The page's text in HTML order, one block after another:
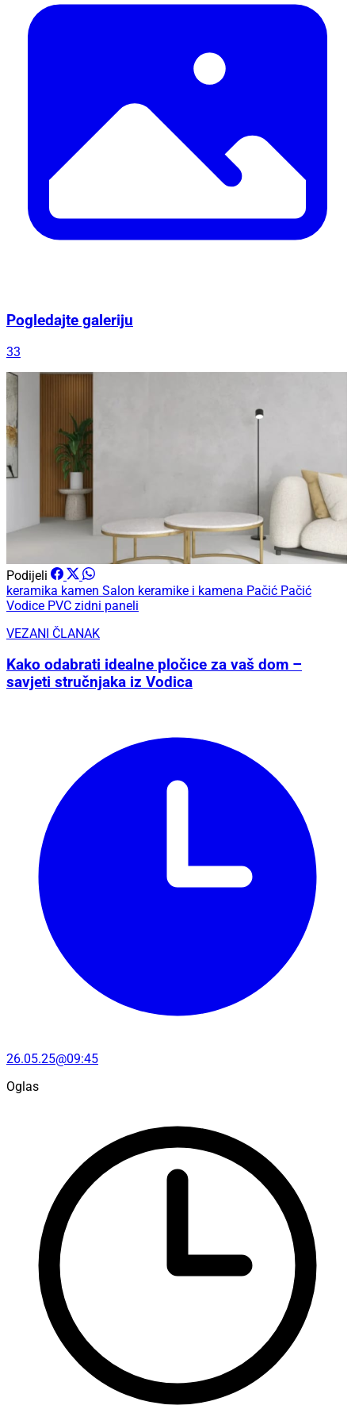
Pogledajte galeriju
33
Podijeli
keramika kamen Salon keramike i kamena Pačić Pačić
Vodice PVC zidni paneli
VEZANI ČLANAK
Kako odabrati idealne pločice za vaš dom –
savjeti stručnjaka iz Vodica
26.05.25@09:45
Oglas